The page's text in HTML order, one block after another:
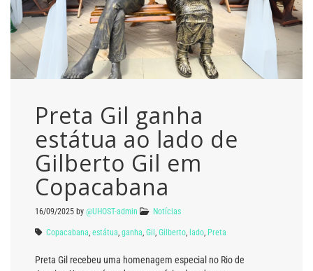
Preta Gil ganha
estátua ao lado de
Gilberto Gil em
Copacabana
16/09/2025 by @UHOST-admin Notícias
Copacabana estátua ganha Gil Gilberto lado Preta
Preta Gil recebeu uma homenagem especial no Rio de